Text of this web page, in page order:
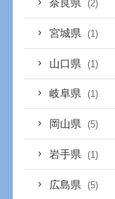
奈良県 (2)
宮城県 (1)
山口県 (1)
岐阜県 (1)
岡山県 (5)
岩手県 (1)
広島県 (5)